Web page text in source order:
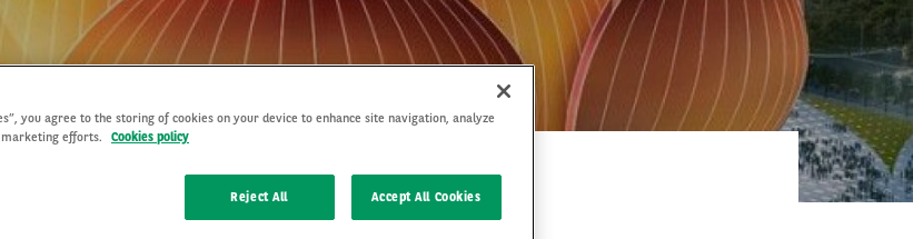
27 Oct 2022
, by
you agree to the storing of cookies on your device to enhance site navigation, analyze
efforts.
Cookies policy
Reject All Accept All Cookies